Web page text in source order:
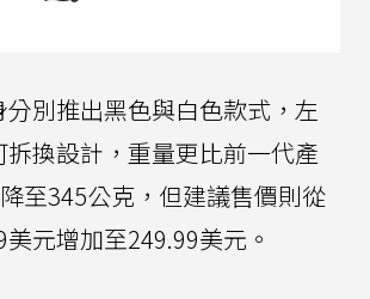
別推出黑色與白色款式，左
換設計，重量更比前一代產
至345公克，但建議售價則從
元增加至249.99美元。